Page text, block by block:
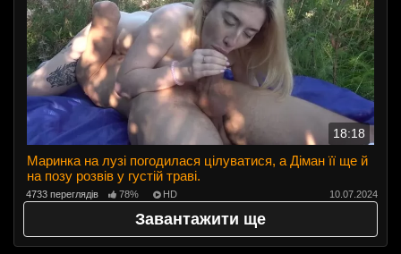
18:18
Маринка на лузі погодилася цілуватися, а Діман її ще й
на позу розвів у густій ​​траві.
4733 переглядів 78% HD 10.07.2024
Завантажити ще